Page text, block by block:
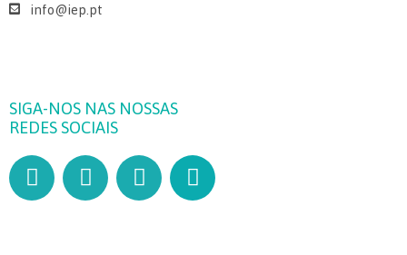
info@iep.pt
SIGA-NOS NAS NOSSAS
REDES SOCIAIS